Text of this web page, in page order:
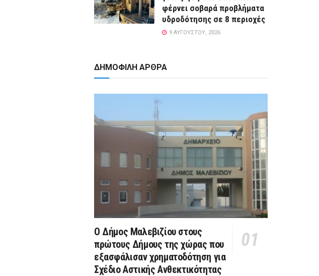
φέρνει σοβαρά προβλήματα
υδροδότησης σε 8 περιοχές
9 ΑΥΓΟΎΣΤΟΥ, 2026
ΔΗΜΟΦΙΛΗ ΑΡΘΡΑ
Ο Δήμος Μαλεβιζίου στους
πρώτους Δήμους της χώρας που
εξασφάλισαν χρηματοδότηση για
Σχέδιο Αστικής Ανθεκτικότητας